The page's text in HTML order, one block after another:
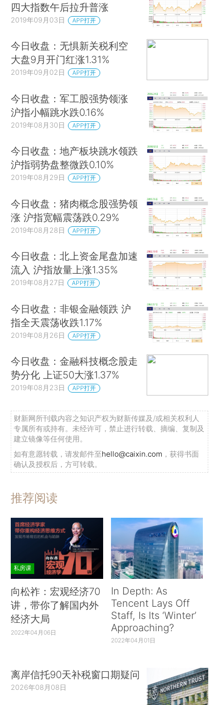
四大指数午后拉升普涨
2019年09月03日 APP打开
今日收盘：无惧新关税利空
大盘9月开门红涨1.31%
2019年09月02日 APP打开
今日收盘：军工股强势领涨
沪指小幅跳水跌0.16%
2019年08月30日 APP打开
今日收盘：地产板块跳水领跌
沪指弱势盘整微跌0.10%
2019年08月29日 APP打开
今日收盘：猪肉概念股强势领
涨 沪指宽幅震荡跌0.29%
2019年08月28日 APP打开
今日收盘：北上资金尾盘加速
流入 沪指放量上涨1.35%
2019年08月27日 APP打开
今日收盘：非银金融领跌 沪
指全天震荡收跌1.17%
2019年08月26日 APP打开
今日收盘：金融科技概念股走
势分化 上证50大涨1.37%
2019年08月23日 APP打开
财新网所刊载内容之知识产权为财新传媒及/或相关权利人
专属所有或持有。未经许可，禁止进行转载、摘编、复制及
建立镜像等任何使用。
如有意愿转载，请发邮件至hello@caixin.com ，获得书面
确认及授权后，方可转载。
推荐阅读
私房课
向松祚：宏观经济70
讲，带你了解国内外
经济大局
2022年04月06日
In Depth: As
Tencent Lays Off
Staff, Is Its ‘Winter’
Approaching?
2022年04月01日
离岸信托90天补税窗口期疑问
2026年08月08日